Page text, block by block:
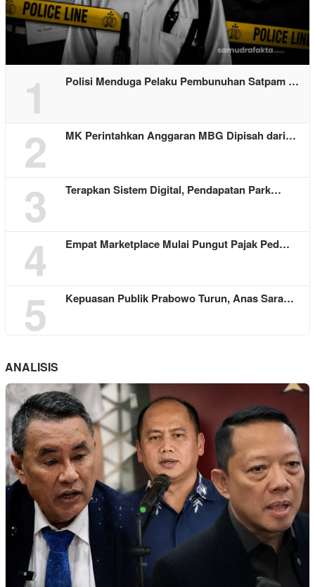
1 Polisi Menduga Pelaku Pembunuhan Satpam …
2 MK Perintahkan Anggaran MBG Dipisah dari…
3 Terapkan Sistem Digital, Pendapatan Park…
4 Empat Marketplace Mulai Pungut Pajak Ped…
5 Kepuasan Publik Prabowo Turun, Anas Sara…
ANALISIS